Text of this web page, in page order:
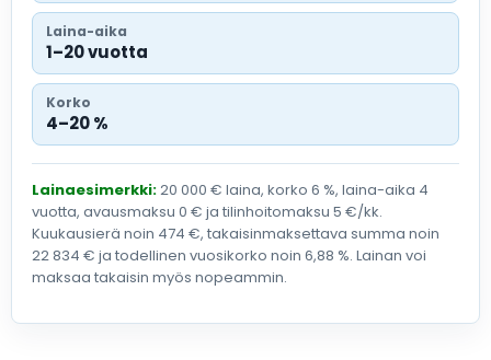
Laina-aika
1–20 vuotta
Korko
4–20 %
Lainaesimerkki:20 000 € laina, korko 6 %, laina-aika 4
vuotta, avausmaksu 0 € ja tilinhoitomaksu 5 €/kk.
Kuukausierä noin 474 €, takaisinmaksettava summa noin
22 834 € ja todellinen vuosikorko noin 6,88 %. Lainan voi
maksaa takaisin myös nopeammin.